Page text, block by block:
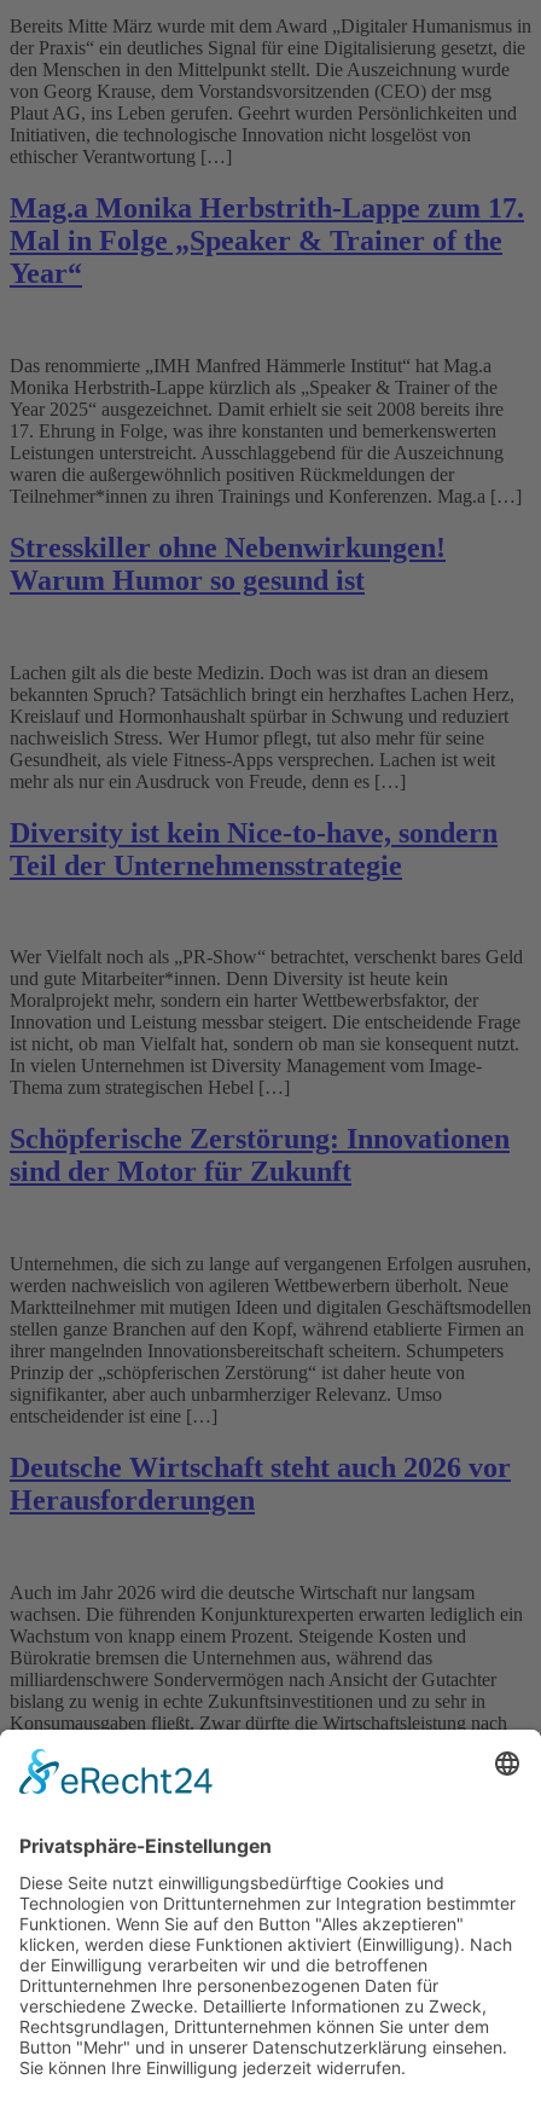
Bereits Mitte März wurde mit dem Award „Digitaler Humanismus in
der Praxis“ ein deutliches Signal für eine Digitalisierung gesetzt, die
den Menschen in den Mittelpunkt stellt. Die Auszeichnung wurde
von Georg Krause, dem Vorstandsvorsitzenden (CEO) der msg
Plaut AG, ins Leben gerufen. Geehrt wurden Persönlichkeiten und
Initiativen, die technologische Innovation nicht losgelöst von
ethischer Verantwortung […]
Mag.a Monika Herbstrith-Lappe zum 17.
Mal in Folge „Speaker & Trainer of the
Year“
Das renommierte „IMH Manfred Hämmerle Institut“ hat Mag.a
Monika Herbstrith-Lappe kürzlich als „Speaker & Trainer of the
Year 2025“ ausgezeichnet. Damit erhielt sie seit 2008 bereits ihre
17. Ehrung in Folge, was ihre konstanten und bemerkenswerten
Leistungen unterstreicht. Ausschlaggebend für die Auszeichnung
waren die außergewöhnlich positiven Rückmeldungen der
Teilnehmer*innen zu ihren Trainings und Konferenzen. Mag.a […]
Stresskiller ohne Nebenwirkungen!
Warum Humor so gesund ist
Lachen gilt als die beste Medizin. Doch was ist dran an diesem
bekannten Spruch? Tatsächlich bringt ein herzhaftes Lachen Herz,
Kreislauf und Hormonhaushalt spürbar in Schwung und reduziert
nachweislich Stress. Wer Humor pflegt, tut also mehr für seine
Gesundheit, als viele Fitness-Apps versprechen. Lachen ist weit
mehr als nur ein Ausdruck von Freude, denn es […]
Diversity ist kein Nice-to-have, sondern
Teil der Unternehmensstrategie
Wer Vielfalt noch als „PR-Show“ betrachtet, verschenkt bares Geld
und gute Mitarbeiter*innen. Denn Diversity ist heute kein
Moralprojekt mehr, sondern ein harter Wettbewerbsfaktor, der
Innovation und Leistung messbar steigert. Die entscheidende Frage
ist nicht, ob man Vielfalt hat, sondern ob man sie konsequent nutzt.
In vielen Unternehmen ist Diversity Management vom Image-
Thema zum strategischen Hebel […]
Schöpferische Zerstörung: Innovationen
sind der Motor für Zukunft
Unternehmen, die sich zu lange auf vergangenen Erfolgen ausruhen,
werden nachweislich von agileren Wettbewerbern überholt. Neue
Marktteilnehmer mit mutigen Ideen und digitalen Geschäftsmodellen
stellen ganze Branchen auf den Kopf, während etablierte Firmen an
ihrer mangelnden Innovationsbereitschaft scheitern. Schumpeters
Prinzip der „schöpferischen Zerstörung“ ist daher heute von
signifikanter, aber auch unbarmherziger Relevanz. Umso
entscheidender ist eine […]
Deutsche Wirtschaft steht auch 2026 vor
Herausforderungen
Auch im Jahr 2026 wird die deutsche Wirtschaft nur langsam
wachsen. Die führenden Konjunkturexperten erwarten lediglich ein
Wachstum von knapp einem Prozent. Steigende Kosten und
Bürokratie bremsen die Unternehmen aus, während das
milliardenschwere Sondervermögen nach Ansicht der Gutachter
bislang zu wenig in echte Zukunftsinvestitionen und zu sehr in
Konsumausgaben fließt. Zwar dürfte die Wirtschaftsleistung nach
[…]
Weiter→
Impressum
Datenschutz
Kooperation
Werbung
Presse- und Öffentlichkeitsarbeit
Aktuelles